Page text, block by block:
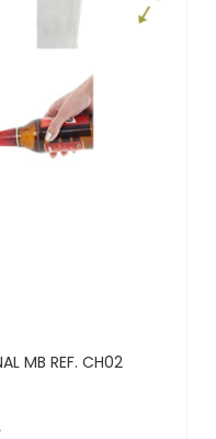
MB REF. CH02